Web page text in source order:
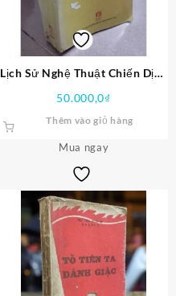
Lịch Sử Nghệ Thuật Chiến Dịch
50.000,0₫
Thêm vào giỏ hàng
Mua ngay